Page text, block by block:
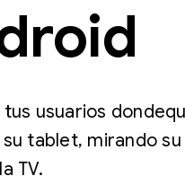
usuarios
tablet, mirando
TV.